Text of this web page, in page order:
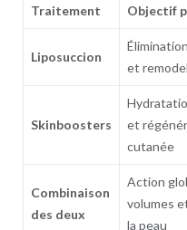
Traitement Objectif
Liposuccion
et
Skinboosters
et
cutanée
Combinaison
des deux
Action
volumes
la peau